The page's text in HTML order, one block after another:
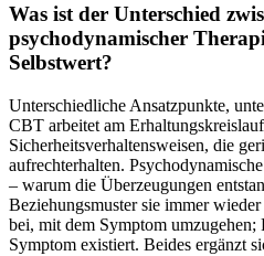
Was ist der Unterschied
psychodynamischer
Selbstwert?
Unterschiedliche Ansatzpunkte,
CBT arbeitet am
Sicherheitsverhaltensweisen, die
aufrechterhalten.
– warum die Überzeugungen
Beziehungsmuster sie immer
bei, mit dem Symptom umzugehen;
Symptom existiert. Beides ergänzt